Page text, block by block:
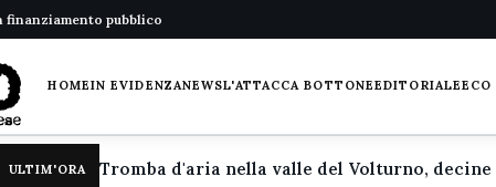
finanziamento pubblico
HOMEIN EVIDENZANEWSL'ATTACCA BOTTONEEDITORIALEECO
ULTIM'ORA